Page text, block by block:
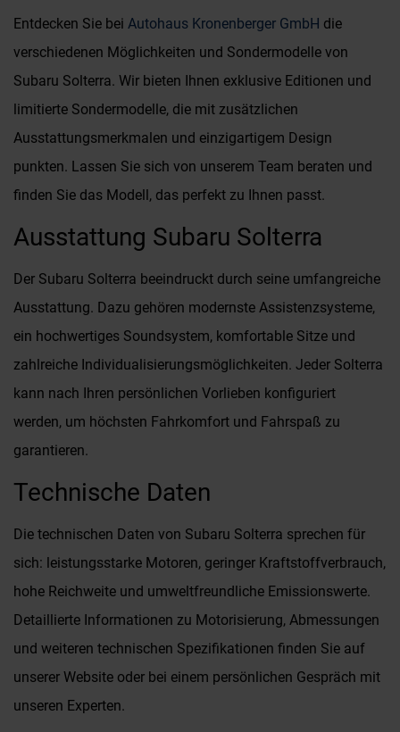
Entdecken Sie bei Autohaus Kronenberger GmbH die
verschiedenen Möglichkeiten und Sondermodelle von
Subaru Solterra. Wir bieten Ihnen exklusive Editionen und
limitierte Sondermodelle, die mit zusätzlichen
Ausstattungsmerkmalen und einzigartigem Design
punkten. Lassen Sie sich von unserem Team beraten und
finden Sie das Modell, das perfekt zu Ihnen passt.
Ausstattung Subaru Solterra
Der Subaru Solterra beeindruckt durch seine umfangreiche
Ausstattung. Dazu gehören modernste Assistenzsysteme,
ein hochwertiges Soundsystem, komfortable Sitze und
zahlreiche Individualisierungsmöglichkeiten. Jeder Solterra
kann nach Ihren persönlichen Vorlieben konfiguriert
werden, um höchsten Fahrkomfort und Fahrspaß zu
garantieren.
Technische Daten
Die technischen Daten von Subaru Solterra sprechen für
sich: leistungsstarke Motoren, geringer Kraftstoffverbrauch,
hohe Reichweite und umweltfreundliche Emissionswerte.
Detaillierte Informationen zu Motorisierung, Abmessungen
und weiteren technischen Spezifikationen finden Sie auf
unserer Website oder bei einem persönlichen Gespräch mit
unseren Experten.